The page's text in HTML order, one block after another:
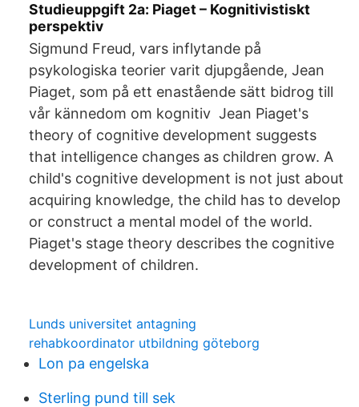
Studieuppgift 2a: Piaget – Kognitivistiskt
perspektiv
Sigmund Freud, vars inflytande på
psykologiska teorier varit djupgående, Jean
Piaget, som på ett enastående sätt bidrog till
vår kännedom om kognitiv Jean Piaget's
theory of cognitive development suggests
that intelligence changes as children grow. A
child's cognitive development is not just about
acquiring knowledge, the child has to develop
or construct a mental model of the world.
Piaget's stage theory describes the cognitive
development of children.
Lunds universitet antagning
rehabkoordinator utbildning göteborg
Lon pa engelska
Sterling pund till sek